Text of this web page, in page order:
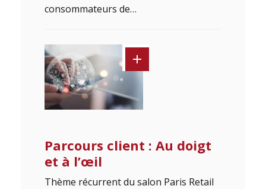
consommateurs de…
Parcours client : Au doigt
et à l’œil
Thème récurrent du salon Paris Retail